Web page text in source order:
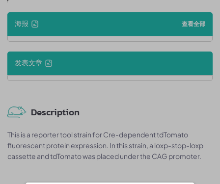
海报 查看全部
发表文章
Description
This is a reporter tool strain for Cre-dependent tdTomato
fluorescent protein expression. In this strain, a loxp-stop-loxp
cassette and tdTomato was placed under the CAG promoter.